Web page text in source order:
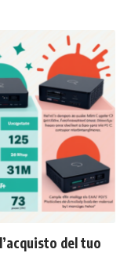
del tuo